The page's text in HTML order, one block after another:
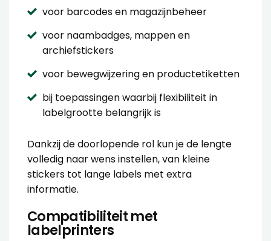
voor barcodes en magazijnbeheer
voor naambadges, mappen en
archiefstickers
voor bewegwijzering en productetiketten
bij toepassingen waarbij flexibiliteit in
labelgrootte belangrijk is
Dankzij de doorlopende rol kun je de lengte
volledig naar wens instellen, van kleine
stickers tot lange labels met extra
informatie.
Compatibiliteit met
labelprinters